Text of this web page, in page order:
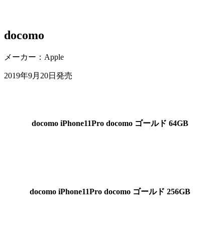
docomo
メーカー：Apple
2019年9月20日発売
docomo iPhone11Pro docomo ゴールド 64GB
docomo iPhone11Pro docomo ゴールド 256GB